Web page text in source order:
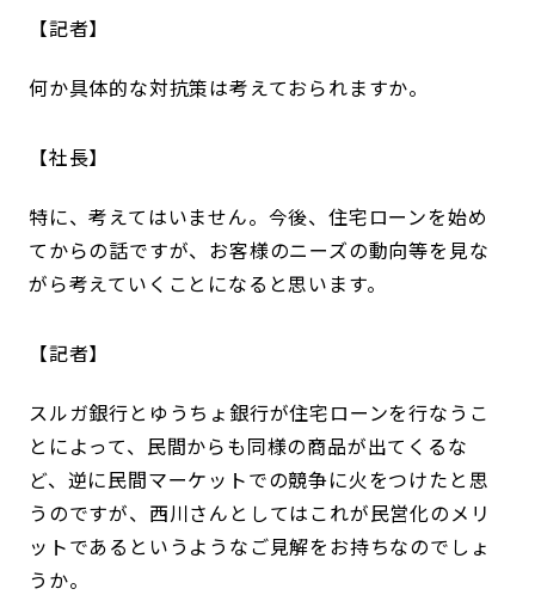
記者
何か具体的な対抗策は考えておられますか。
社長
特に、考えてはいません。今後、住宅ローンを始め
てからの話ですが、お客様のニーズの動向等を見な
がら考えていくことになると思います。
記者
スルガ銀行とゆうちょ銀行が住宅ローンを行なうこ
とによって、民間からも同様の商品が出てくるな
ど、逆に民間マーケットでの競争に火をつけたと思
うのですが、西川さんとしてはこれが民営化のメリ
ットであるというようなご見解をお持ちなのでしょ
うか。